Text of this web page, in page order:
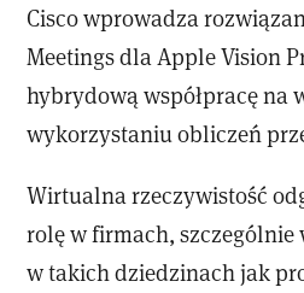
Cisco wprowadza
Meetings dla Apple Vision
hybrydową współpracę na
wykorzystaniu obliczeń
Wirtualna rzeczywistość
rolę w firmach,
w takich dziedzinach jak